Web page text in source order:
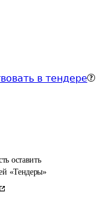
в тендере
оставить
«Тендеры»